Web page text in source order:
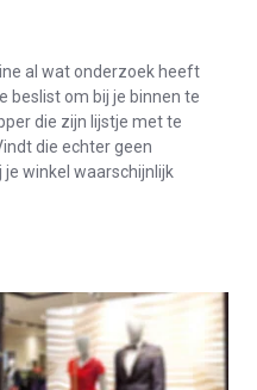
al wat onderzoek heeft
beslist om bij je binnen te
die zijn lijstje met te
die echter geen
winkel waarschijnlijk